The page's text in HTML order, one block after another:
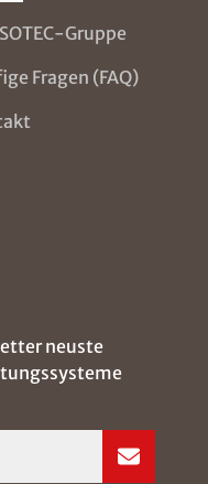
Gruppe
Fragen (FAQ)
neuste